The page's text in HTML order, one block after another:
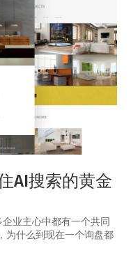
AI搜索的黄金
业主心中都有一个共同
为什么到现在一个询盘都